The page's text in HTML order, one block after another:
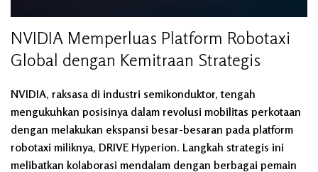
NVIDIA Memperluas Platform Robotaxi
Global dengan Kemitraan Strategis
NVIDIA, raksasa di industri semikonduktor, tengah
mengukuhkan posisinya dalam revolusi mobilitas perkotaan
dengan melakukan ekspansi besar-besaran pada platform
robotaxi miliknya, DRIVE Hyperion. Langkah strategis ini
melibatkan kolaborasi mendalam dengan berbagai pemain